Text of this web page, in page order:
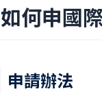
如何申國
申請辦法